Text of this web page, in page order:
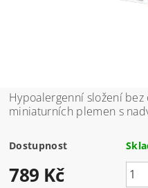
Hypoalergenní složení
miniaturních plemen s
Dostupnost
789 Kč